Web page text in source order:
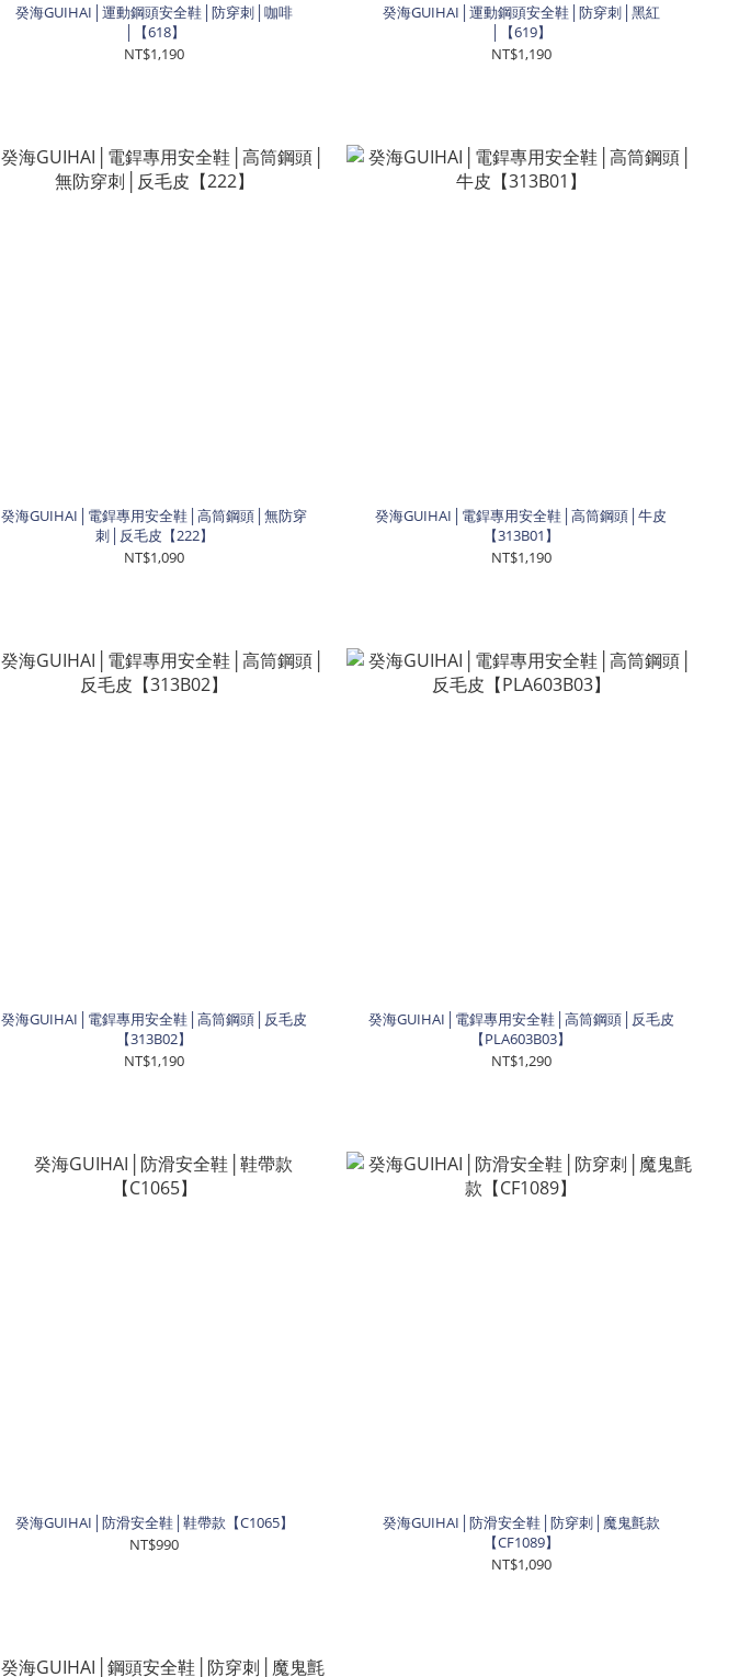
癸海GUIHAI│運動鋼頭安全鞋│防穿刺│咖啡
│【618】
NT$1,190
癸海GUIHAI│運動鋼頭安全鞋│防穿刺│黑紅
│【619】
NT$1,190
癸海GUIHAI│電銲專用安全鞋│高筒鋼頭│無防穿
刺│反毛皮【222】
NT$1,090
癸海GUIHAI│電銲專用安全鞋│高筒鋼頭│牛皮
【313B01】
NT$1,190
癸海GUIHAI│電銲專用安全鞋│高筒鋼頭│反毛皮
【313B02】
NT$1,190
癸海GUIHAI│電銲專用安全鞋│高筒鋼頭│反毛皮
【PLA603B03】
NT$1,290
癸海GUIHAI│防滑安全鞋│鞋帶款【C1065】
NT$990
癸海GUIHAI│防滑安全鞋│防穿刺│魔鬼氈款
【CF1089】
NT$1,090